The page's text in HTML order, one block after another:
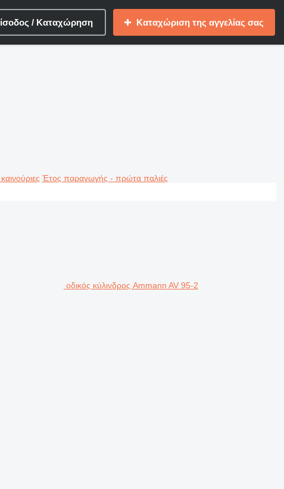
/ Καταχώρηση Καταχώριση της αγγελίας σας
Έτος παραγωγής - πρώτα παλιές
οδικός κύλινδρος Ammann AV 95-2